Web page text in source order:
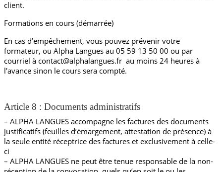
client.
Formations en cours (démarrée)
En cas d’empêchement, vous pouvez prévenir votre
formateur, ou Alpha Langues au 05 59 13 50 00 ou par
courriel à contact@alphalangues.fr au moins 24 heures à
l'avance sinon le cours sera compté.
Article 8 : Documents administratifs
– ALPHA LANGUES accompagne les factures des documents
justificatifs (feuilles d’émargement, attestation de présence) à
la seule entité réceptrice des factures et exclusivement à celle-
ci
– ALPHA LANGUES ne peut être tenue responsable de la non-